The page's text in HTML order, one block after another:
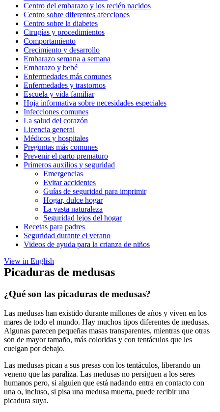
Centro del embarazo y los recién nacidos
Centro sobre diferentes afecciones
Centro sobre la diabetes
Cirugías y procedimientos
Comportamiento
Crecimiento y desarrollo
Embarazo semana a semana
Embarazo y bebé
Enfermedades más comunes
Enfermedades y trastornos
Escuela y vida familiar
Hoja informativa sobre necesidades especiales
Infecciones comunes
La salud del corazón
Licencia general
Médicos y hospitales
Preguntas más comunes
Prevenir el parto prematuro
Primeros auxilios y seguridad
Emergencias
Evitar accidentes
Guías de seguridad para imprimir
Hogar, dulce hogar
La vasta naturaleza
Seguridad lejos del hogar
Recetas para padres
Seguridad durante el verano
Videos de ayuda para la crianza de niños
View in English
Picaduras de medusas
¿Qué son las picaduras de medusas?
Las medusas han existido durante millones de años y viven en los
mares de todo el mundo. Hay muchos tipos diferentes de medusas.
Algunas parecen pequeñas masas transparentes, mientras que otras
son de mayor tamaño, más coloridas y con tentáculos que les
cuelgan por debajo.
Las medusas pican a sus presas con los tentáculos, liberando un
veneno que las paraliza. Las medusas no persiguen a los seres
humanos pero, si alguien que está nadando entra en contacto con
una o, incluso, si pisa una medusa muerta, puede recibir una
picadura suya.